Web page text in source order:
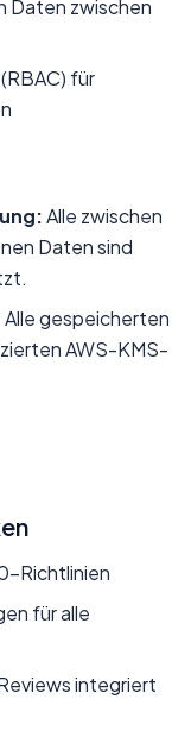
Daten zwischen
für
Alle zwischen
Daten sind
Alle gespeicherten
AWS-KMS-
Richtlinien
für alle
integriert